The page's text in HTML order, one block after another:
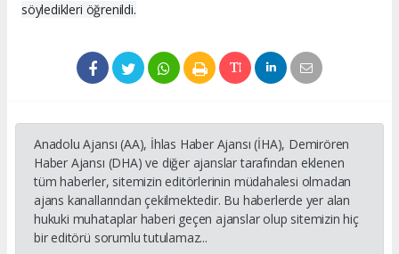
söyledikleri öğrenildi.
Anadolu Ajansı (AA), İhlas Haber Ajansı (İHA), Demirören
Haber Ajansı (DHA) ve diğer ajanslar tarafından eklenen
tüm haberler, sitemizin editörlerinin müdahalesi olmadan
ajans kanallarından çekilmektedir. Bu haberlerde yer alan
hukuki muhataplar haberi geçen ajanslar olup sitemizin hiç
bir editörü sorumlu tutulamaz...